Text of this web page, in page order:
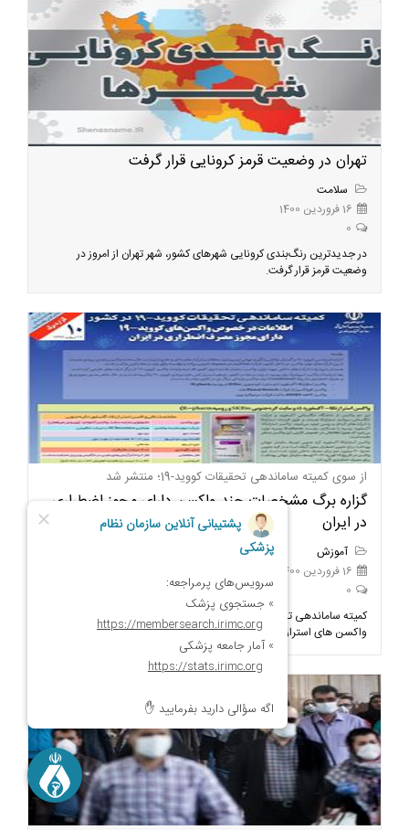
تهران در وضعیت قرمز کرونایی قرار گرفت
سلامت
16 فروردین 1400
0
در جدیدترین رنگ‌بندی کرونایی شهرهای کشور، شهر تهران از امروز در
وضعیت قرمز قرار گرفت.
از سوی کمیته ساماندهی تحقیقات کووید-19؛ منتشر شد
گزاره برگ مشخصات چند واکسن دارای مجوز اضطراری
در ایران
آموزش
16 فروردین 1400
0
کمیته ساماندهی تحقیقات کووید-19 در گزاره برگی به بررسی ویژگی های
واکسن های استرازینکا، بهارات هند و سینوفارم پرداخته است.